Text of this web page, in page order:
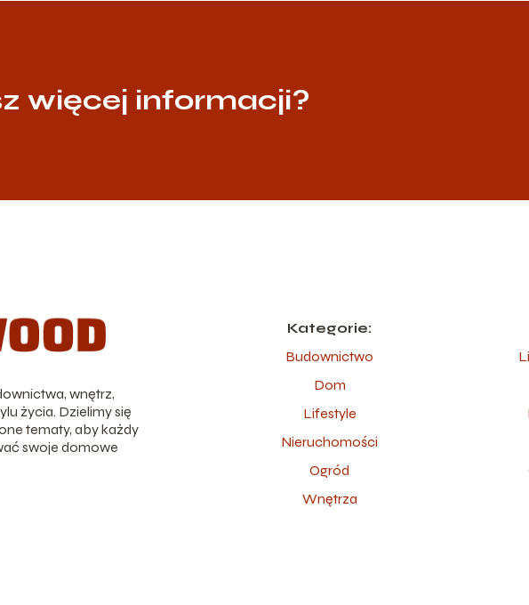
więcej informacji?
wnętrz,
życia. Dzielimy się
tematy, aby każdy
swoje domowe
Kategorie:
Budownictwo
Dom
Lifestyle
Nieruchomości
Ogród
Wnętrza